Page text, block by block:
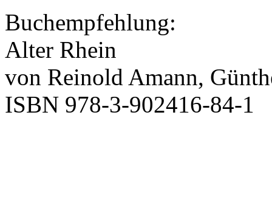
Buchempfehlung:
Alter Rhein
von Reinold Amann,
ISBN 978-3-902416-84-1